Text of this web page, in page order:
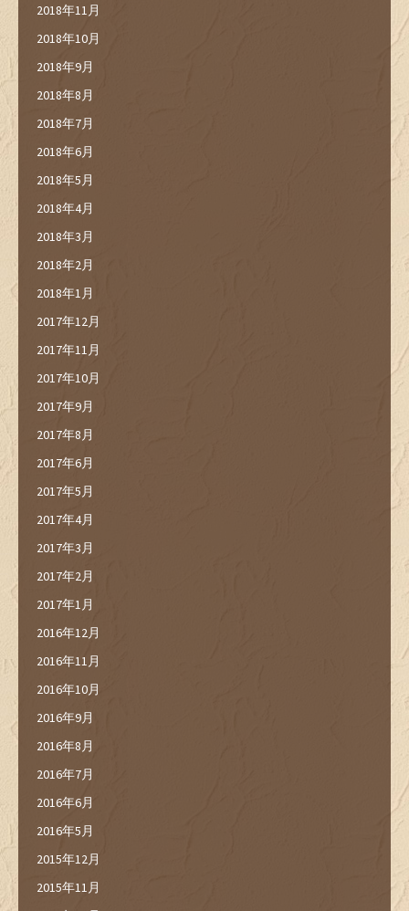
2018年11月
2018年10月
2018年9月
2018年8月
2018年7月
2018年6月
2018年5月
2018年4月
2018年3月
2018年2月
2018年1月
2017年12月
2017年11月
2017年10月
2017年9月
2017年8月
2017年6月
2017年5月
2017年4月
2017年3月
2017年2月
2017年1月
2016年12月
2016年11月
2016年10月
2016年9月
2016年8月
2016年7月
2016年6月
2016年5月
2015年12月
2015年11月